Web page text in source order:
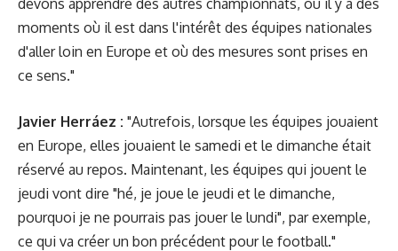
moments où il est dans l'intérêt des équipes nationales
d'aller loin en Europe et où des mesures sont prises en
ce sens."
Javier Herráez : "Autrefois, lorsque les équipes jouaient
en Europe, elles jouaient le samedi et le dimanche était
réservé au repos. Maintenant, les équipes qui jouent le
jeudi vont dire "hé, je joue le jeudi et le dimanche,
pourquoi je ne pourrais pas jouer le lundi", par exemple,
ce qui va créer un bon précédent pour le football."